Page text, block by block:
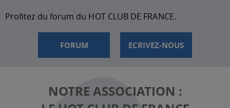
Profitez du forum du HOT CLUB DE FRANCE.
FORUM ECRIVEZ-NOUS
NOTRE ASSOCIATION :